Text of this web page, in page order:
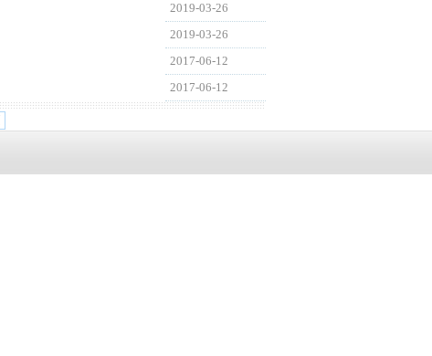
2019-03-26
2019-03-26
2017-06-12
2017-06-12